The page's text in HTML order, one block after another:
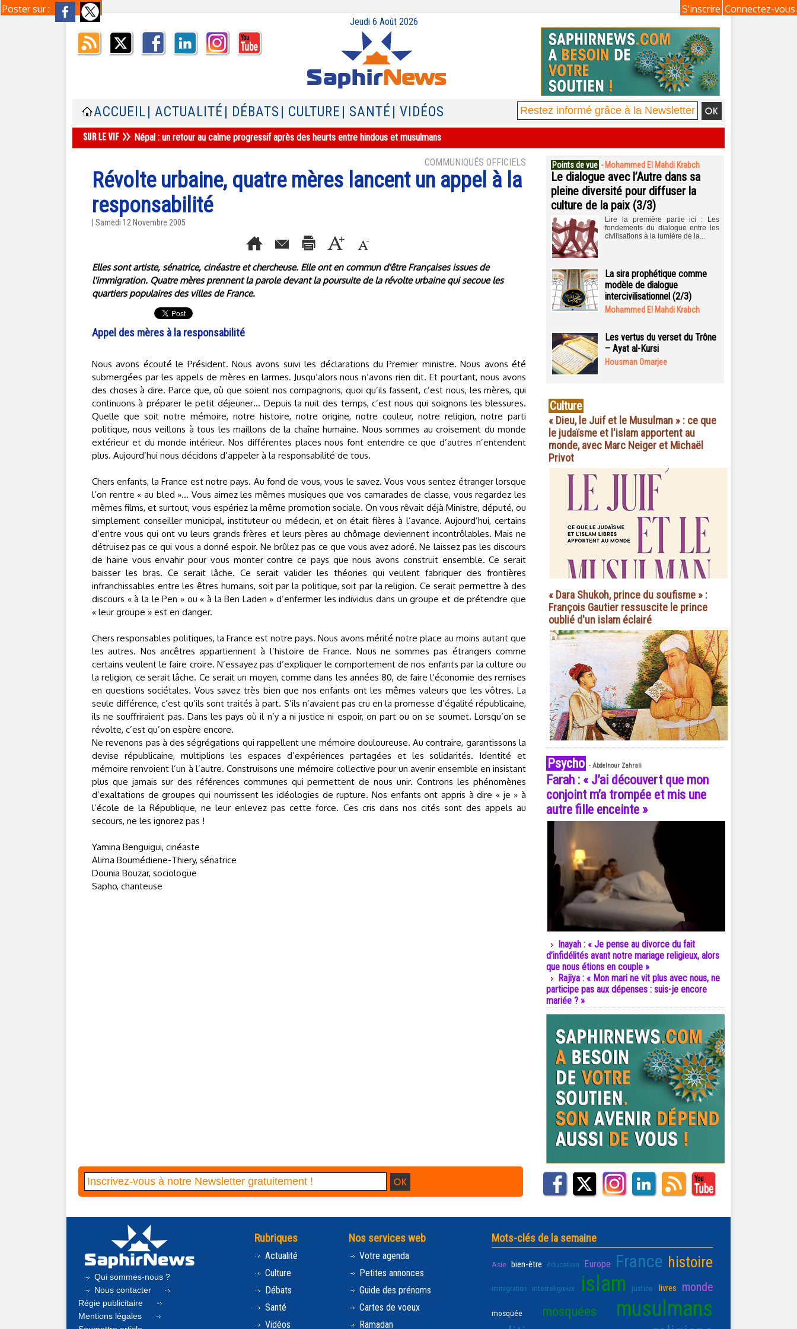
Poster sur : Connectez-vous
S'inscrire
Jeudi 6 Août 2026
ACCUEIL | ACTUALITÉ | DÉBATS | CULTURE | SANTÉ | VIDÉOS
Népal : un retour au calme progressif après des heurts entre hindous et musulmans
COMMUNIQUÉS OFFICIELS
Révolte urbaine, quatre mères lancent un appel à la
responsabilité
| Samedi 12 Novembre 2005
Elles sont artiste, sénatrice, cinéastre et chercheuse. Elle ont en commun d'être Françaises issues de
l'immigration. Quatre mères prennent la parole devant la poursuite de la révolte urbaine qui secoue les
quartiers populaires des villes de France.
Appel des mères à la responsabilité
Nous avons écouté le Président. Nous avons suivi les déclarations du Premier ministre. Nous avons été
submergées par les appels de mères en larmes. Jusqu’alors nous n’avons rien dit. Et pourtant, nous avons
des choses à dire. Parce que, où que soient nos compagnons, quoi qu’ils fassent, c’est nous, les mères, qui
continuons à préparer le petit déjeuner… Depuis la nuit des temps, c’est nous qui soignons les blessures.
Quelle que soit notre mémoire, notre histoire, notre origine, notre couleur, notre religion, notre parti
politique, nous veillons à tous les maillons de la chaîne humaine. Nous sommes au croisement du monde
extérieur et du monde intérieur. Nos différentes places nous font entendre ce que d’autres n’entendent
plus. Aujourd’hui nous décidons d’appeler à la responsabilité de tous.
Chers enfants, la France est notre pays. Au fond de vous, vous le savez. Vous vous sentez étranger lorsque
l’on rentre « au bled »… Vous aimez les mêmes musiques que vos camarades de classe, vous regardez les
mêmes films, et surtout, vous espériez la même promotion sociale. On vous rêvait déjà Ministre, député, ou
simplement conseiller municipal, instituteur ou médecin, et on était fières à l’avance. Aujourd’hui, certains
d’entre vous qui ont vu leurs grands frères et leurs pères au chômage deviennent incontrôlables. Mais ne
détruisez pas ce qui vous a donné espoir. Ne brûlez pas ce que vous avez adoré. Ne laissez pas les discours
de haine vous envahir pour vous monter contre ce pays que nous avons construit ensemble. Ce serait
baisser les bras. Ce serait lâche. Ce serait valider les théories qui veulent fabriquer des frontières
infranchissables entre les êtres humains, soit par la politique, soit par la religion. Ce serait permettre à des
discours « à la le Pen » ou « à la Ben Laden » d’enfermer les individus dans un groupe et de prétendre que
« leur groupe » est en danger.
Chers responsables politiques, la France est notre pays. Nous avons mérité notre place au moins autant que
les autres. Nos ancêtres appartiennent à l’histoire de France. Nous ne sommes pas étrangers comme
certains veulent le faire croire. N’essayez pas d’expliquer le comportement de nos enfants par la culture ou
la religion, ce serait lâche. Ce serait un moyen, comme dans les années 80, de faire l’économie des remises
en questions sociétales. Vous savez très bien que nos enfants ont les mêmes valeurs que les vôtres. La
seule différence, c’est qu’ils sont traités à part. S’ils n’avaient pas cru en la promesse d’égalité républicaine,
ils ne souffriraient pas. Dans les pays où il n’y a ni justice ni espoir, on part ou on se soumet. Lorsqu’on se
révolte, c’est qu’on espère encore.
Ne revenons pas à des ségrégations qui rappellent une mémoire douloureuse. Au contraire, garantissons la
devise républicaine, multiplions les espaces d’expériences partagées et les solidarités. Identité et
mémoire renvoient l’un à l’autre. Construisons une mémoire collective pour un avenir ensemble en insistant
plus que jamais sur des références communes qui permettent de nous unir. Controns les phénomènes
d’exaltations de groupes qui nourrissent les idéologies de rupture. Nos enfants ont appris à dire « je » à
l’école de la République, ne leur enlevez pas cette force. Ces cris dans nos cités sont des appels au
secours, ne les ignorez pas !
Yamina Benguigui, cinéaste
Alima Boumédiene-Thiery, sénatrice
Dounia Bouzar, sociologue
Sapho, chanteuse
Points de vue - Mohammed El Mahdi Krabch
Le dialogue avec l’Autre dans sa
pleine diversité pour diffuser la
culture de la paix (3/3)
Lire la première partie ici : Les
fondements du dialogue entre les
civilisations à la lumière de la...
La sira prophétique comme
modèle de dialogue
intercivilisationnel (2/3)
Mohammed El Mahdi Krabch
Les vertus du verset du Trône
– Ayat al-Kursi
Housman Omarjee
Culture
« Dieu, le Juif et le Musulman » : ce que
le judaïsme et l'islam apportent au
monde, avec Marc Neiger et Michaël
Privot
« Dara Shukoh, prince du soufisme » :
François Gautier ressuscite le prince
oublié d'un islam éclairé
Psycho - Abdelnour Zahrali
Farah : « J’ai découvert que mon
conjoint m’a trompée et mis une
autre fille enceinte »
Inayah : « Je pense au divorce du fait
d’infidélités avant notre mariage religieux, alors
que nous étions en couple »
Rajiya : « Mon mari ne vit plus avec nous, ne
participe pas aux dépenses : suis-je encore
mariée ? »
Qui sommes-nous ?
Nous contacter
Régie publicitaire
Mentions légales
Rubriques
Actualité
Culture
Débats
Santé
Vidéos
Nos services web
Votre agenda
Petites annonces
Guide des prénoms
Cartes de voeux
Ramadan
Mots-clés de la semaine
Asie bien-être éducation Europe France histoire
immigration interreligieux islam justice livres monde
mosquée mosquées musulmans